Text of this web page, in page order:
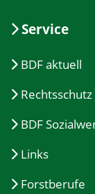
Service
BDF aktuell
Rechtsschutz
BDF
Links
Forstberufe